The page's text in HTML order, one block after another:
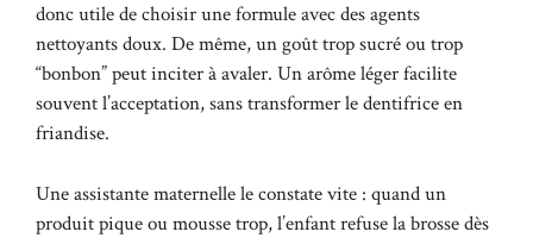
donc utile de choisir une formule avec des agents
nettoyants doux. De même, un goût trop sucré ou trop
“bonbon” peut inciter à avaler. Un arôme léger facilite
souvent l’acceptation, sans transformer le dentifrice en
friandise.
Une assistante maternelle le constate vite : quand un
produit pique ou mousse trop, l’enfant refuse la brosse dès